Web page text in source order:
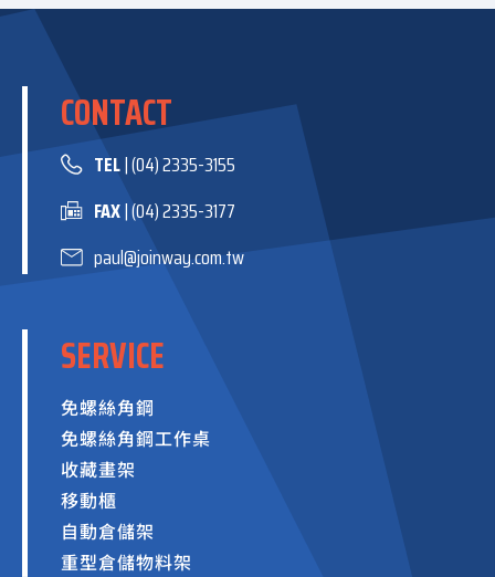
CONTACT
TEL| (04) 2335-3155
FAX| (04) 2335-3177
paul@joinway.com.tw
SERVICE
免螺絲角鋼
免螺絲角鋼工作桌
收藏畫架
移動櫃
自動倉儲架
重型倉儲物料架